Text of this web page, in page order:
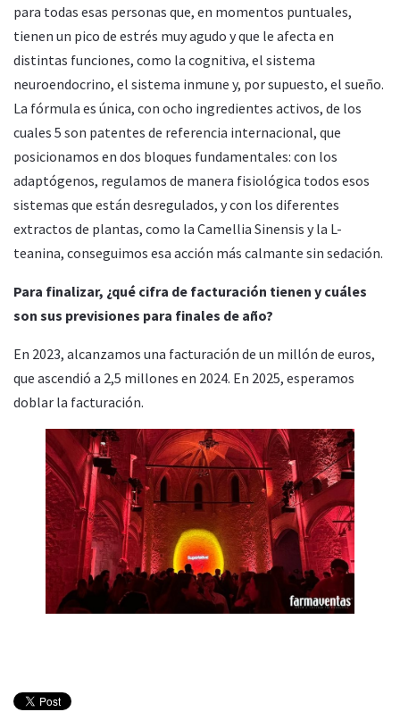
para todas esas personas que, en momentos puntuales,
tienen un pico de estrés muy agudo y que le afecta en
distintas funciones, como la cognitiva, el sistema
neuroendocrino, el sistema inmune y, por supuesto, el sueño.
La fórmula es única, con ocho ingredientes activos, de los
cuales 5 son patentes de referencia internacional, que
posicionamos en dos bloques fundamentales: con los
adaptógenos, regulamos de manera fisiológica todos esos
sistemas que están desregulados, y con los diferentes
extractos de plantas, como la Camellia Sinensis y la L-
teanina, conseguimos esa acción más calmante sin sedación.
Para finalizar, ¿qué cifra de facturación tienen y cuáles
son sus previsiones para finales de año?
En 2023, alcanzamos una facturación de un millón de euros,
que ascendió a 2,5 millones en 2024. En 2025, esperamos
doblar la facturación.